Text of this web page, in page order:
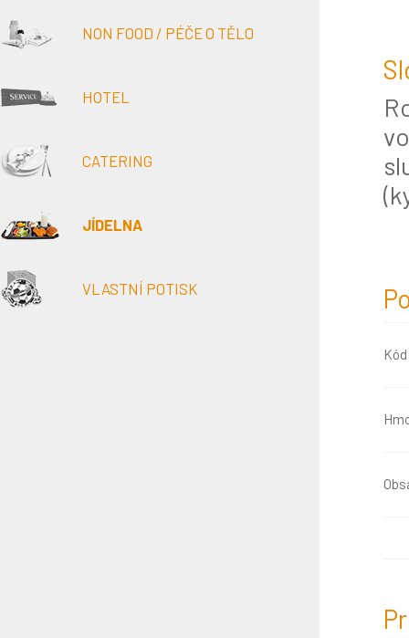
NON FOOD / PÉČE O TĚLO
HOTEL
CATERING
JÍDELNA
VLASTNÍ POTISK